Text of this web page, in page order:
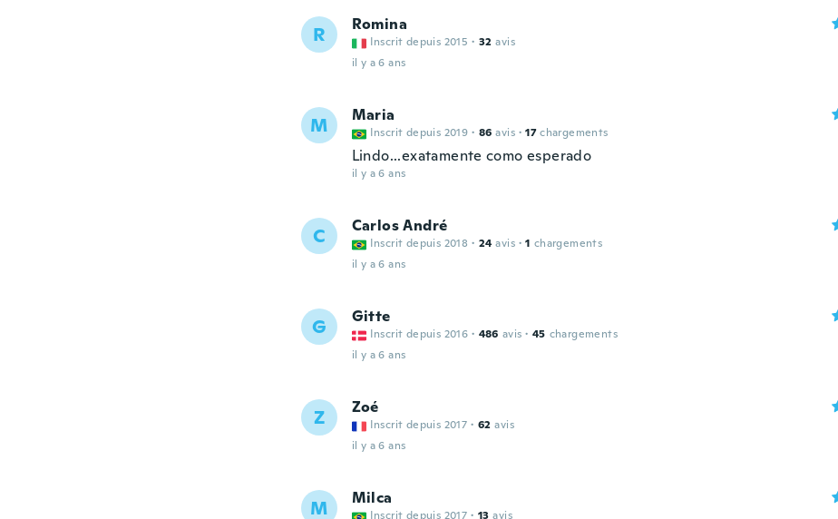
R Romina
Inscrit depuis 2015 · 32 avis
il y a 6 ans
M Maria
Inscrit depuis 2019 · 86 avis · 17 chargements
Lindo...exatamente como esperado
il y a 6 ans
C Carlos André
Inscrit depuis 2018 · 24 avis · 1 chargements
il y a 6 ans
G Gitte
Inscrit depuis 2016 · 486 avis · 45 chargements
il y a 6 ans
Z Zoé
Inscrit depuis 2017 · 62 avis
il y a 6 ans
M Milca
Inscrit depuis 2017 · 13 avis